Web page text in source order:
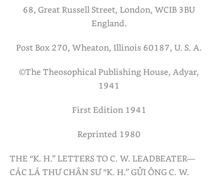
68, Great Russell Street, London, WCIB 3BU
England.
Post Box 270, Wheaton, Illinois 60187, U. S. A.
©The Theosophical Publishing House, Adyar,
1941
First Edition 1941
Reprinted 1980
THE “K. H.” LETTERS TO C. W. LEADBEATER—
CÁC LÁ THƯ CHÂN SƯ “K. H.” GỬI ÔNG C. W.